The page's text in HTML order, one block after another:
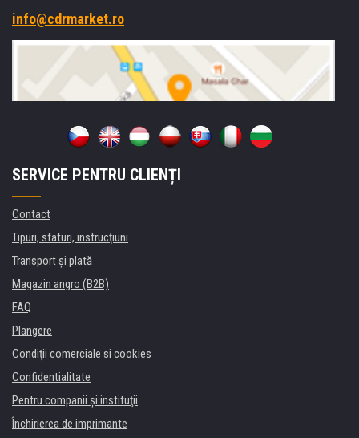
info@cdrmarket.ro
SERVICE PENTRU CLIENȚI
Contact
Tipuri, sfaturi, instrucțiuni
Transport şi plată
Magazin angro (B2B)
FAQ
Plangere
Condiţii comerciale si cookies
Confidentialitate
Pentru companii și instituţii
Închirierea de imprimante